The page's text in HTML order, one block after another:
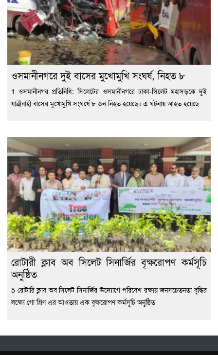
ওসমানীনগরে দুই বাসের মুখোমুখি সংঘর্ষ, নিহত ৮
1 ওসমানীনগর প্রতিনিধি: সিলেটের ওসমানীনগরে ঢাকা-সিলেট মহাসড়কে দুই
যাত্রীবাহী বাসের মুখোমুখি সংঘর্ষে ৮ জন নিহত হয়েছে। এ ঘটনায় আহত হয়েছে
রোটারী ক্লাব অব সিলেট সিনার্জির বৃক্ষরোপণ কর্মসূচি
অনুষ্ঠিত
5 রোটারি ক্লাব অব সিলেট সিনার্জির উদ্যোগে পরিবেশ রক্ষায় জনসচেতনতা বৃদ্ধির
লক্ষ্যে গো গ্রিণ এর আওতায় এক বৃক্ষরোপণ কর্মসূচি অনুষ্ঠিত